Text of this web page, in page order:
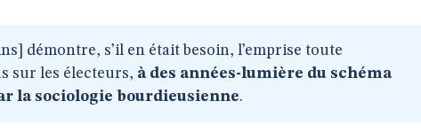
démontre, s’il en était besoin, l’emprise toute
sur les électeurs, à des années-lumière du schéma
la sociologie bourdieusienne.